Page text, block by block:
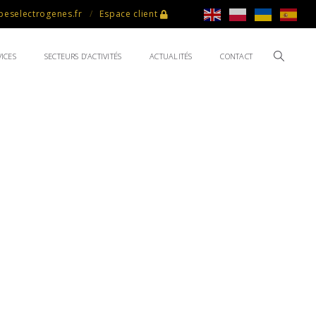
Espace client
SECTEURS D’ACTIVITÉS ACTUALITÉS CONTACT